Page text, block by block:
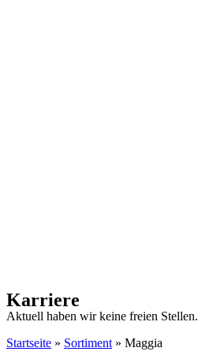
Karriere
Aktuell haben wir keine freien Stellen.
Startseite » Sortiment » Maggia